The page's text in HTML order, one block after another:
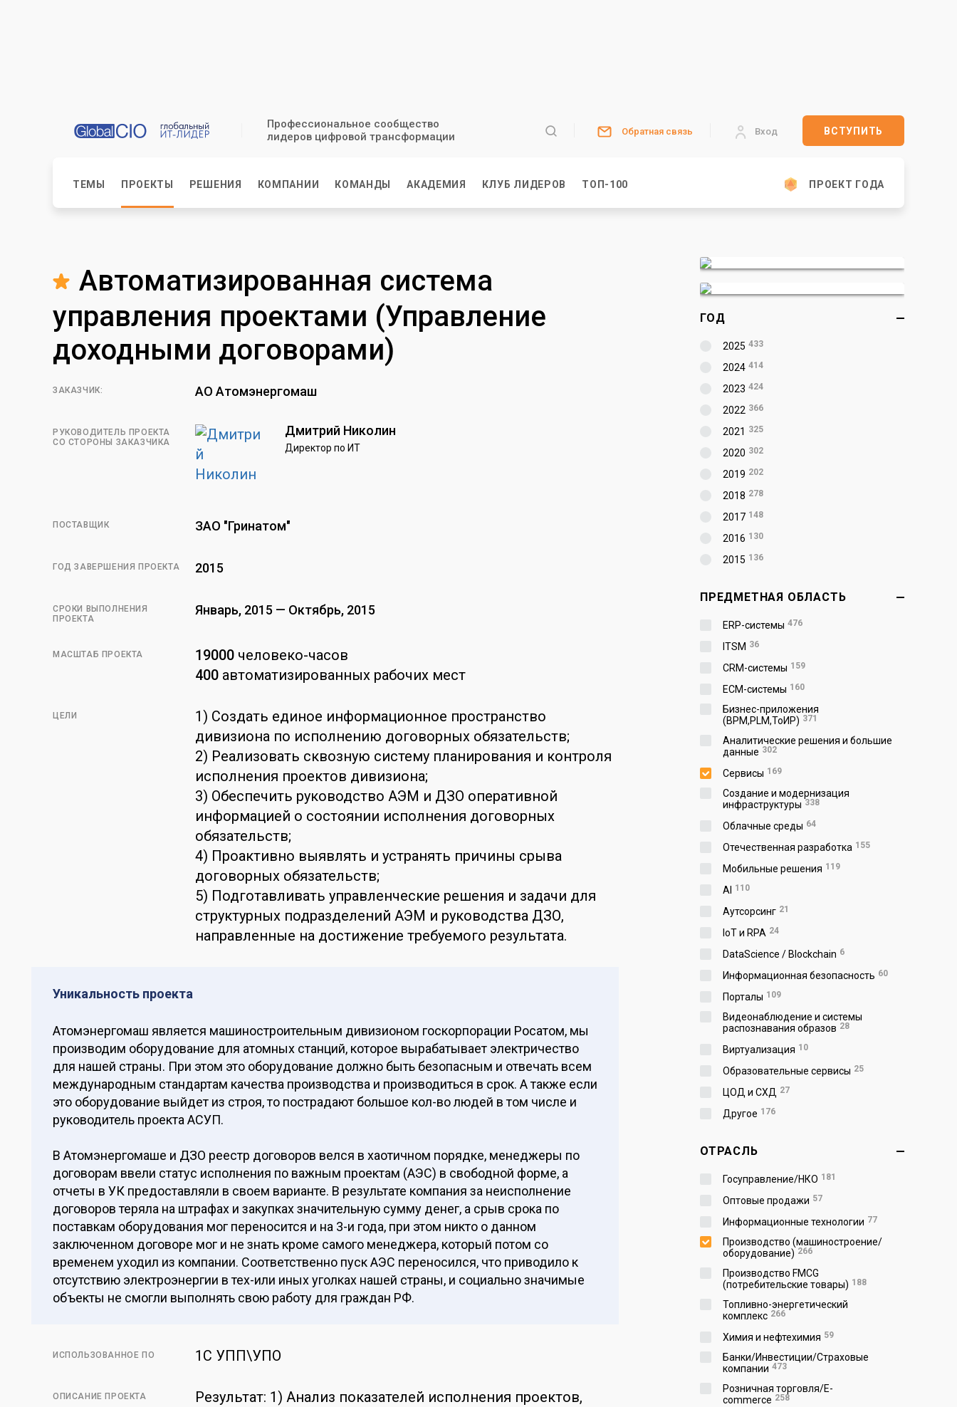
Профессиональное сообщество
лидеров цифровой трансформации
Обратная связь Вход ВСТУПИТЬ
ТЕМЫ ПРОЕКТЫ РЕШЕНИЯ КОМПАНИИ КОМАНДЫ АКАДЕМИЯ КЛУБ ЛИДЕРОВ ТОП-100 ПРОЕКТ ГОДА
Автоматизированная система
управления проектами (Управление
доходными договорами)
ЗАКАЗЧИК: АО Атомэнергомаш
РУКОВОДИТЕЛЬ ПРОЕКТА
СО СТОРОНЫ ЗАКАЗЧИКА
Дмитрий Николин
Директор по ИТ
ПОСТАВЩИК ЗАО "Гринатом"
ГОД ЗАВЕРШЕНИЯ ПРОЕКТА 2015
СРОКИ ВЫПОЛНЕНИЯ
ПРОЕКТА
Январь, 2015 — Октябрь, 2015
МАСШТАБ ПРОЕКТА 19000 человеко-часов
400 автоматизированных рабочих мест
ЦЕЛИ
1) Создать единое информационное пространство
дивизиона по исполнению договорных обязательств;
2) Реализовать сквозную систему планирования и контроля
исполнения проектов дивизиона;
3) Обеспечить руководство АЭМ и ДЗО оперативной
информацией о состоянии исполнения договорных
обязательств;
4) Проактивно выявлять и устранять причины срыва
договорных обязательств;
5) Подготавливать управленческие решения и задачи для
структурных подразделений АЭМ и руководства ДЗО,
направленные на достижение требуемого результата.
Уникальность проекта
Атомэнергомаш является машиностроительным дивизионом госкорпорации Росатом, мы
производим оборудование для атомных станций, которое вырабатывает электричество
для нашей страны. При этом это оборудование должно быть безопасным и отвечать всем
международным стандартам качества производства и производиться в срок. А также если
это оборудование выйдет из строя, то пострадают большое кол-во людей в том числе и
руководитель проекта АСУП.
В Атомэнергомаше и ДЗО реестр договоров велся в хаотичном порядке, менеджеры по
договорам ввели статус исполнения по важным проектам (АЭС) в свободной форме, а
отчеты в УК предоставляли в своем варианте. В результате компания за неисполнение
договоров теряла на штрафах и закупках значительную сумму денег, а срыв срока по
поставкам оборудования мог переносится и на 3-и года, при этом никто о данном
заключенном договоре мог и не знать кроме самого менеджера, который потом со
временем уходил из компании. Соответственно пуск АЭС переносился, что приводило к
отсутствию электроэнергии в тех-или иных уголках нашей страны, и социально значимые
объекты не смогли выполнять свою работу для граждан РФ.
ИСПОЛЬЗОВАННОЕ ПО 1С УПП\УПО
ОПИСАНИЕ ПРОЕКТА
Результат: 1) Анализ показателей исполнения проектов,
ГОД
2025 433
2024 414
2023 424
2022 366
2021 325
2020 302
2019 202
2018 278
2017 148
2016 130
2015 136
ПРЕДМЕТНАЯ ОБЛАСТЬ
ERP-системы 476
ITSM 36
CRM-системы 159
ECM-системы 160
Бизнес-приложения
(BPM,PLM,ToИР) 371
Аналитические решения и большие
данные 302
Сервисы 169
Создание и модернизация
инфраструктуры 338
Облачные среды 64
Отечественная разработка 155
Мобильные решения 119
AI 110
Аутсорсинг 21
IoT и RPA 24
DataScience / Blockchain 6
Информационная безопасность 60
Порталы 109
Видеонаблюдение и системы
распознавания образов 28
Виртуализация 10
Образовательные сервисы 25
ЦОД и СХД 27
Другое 176
ОТРАСЛЬ
Госуправление/НКО 181
Оптовые продажи 57
Информационные технологии 77
Производство (машиностроение/
оборудование) 266
Производство FMCG
(потребительские товары) 188
Топливно-энергетический
комплекс 266
Химия и нефтехимия 59
Банки/Инвестиции/Страховые
компании 473
Розничная торговля/E-
commerce 258